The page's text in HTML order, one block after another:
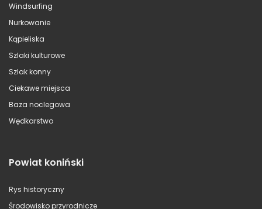
Windsurfing
Nurkowanie
Kąpieliska
Szlaki kulturowe
Szlak konny
Ciekawe miejsca
Baza noclegowa
Wędkarstwo
Powiat koniński
Rys historyczny
Środowisko przyrodnicze